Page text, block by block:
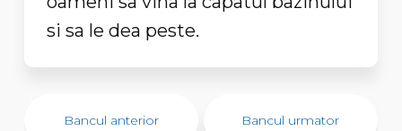
si sa le dea peste.
Bancul anterior Bancul urmator